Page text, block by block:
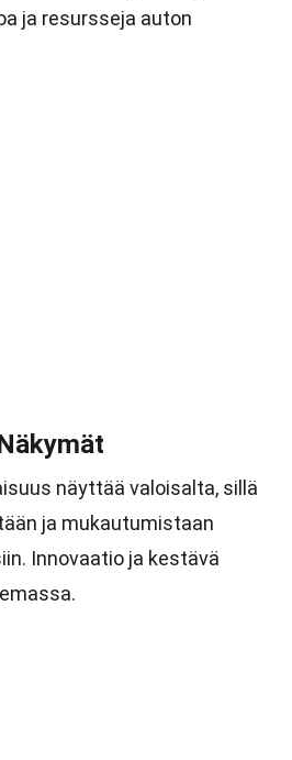
ja resursseja auton
näyttää valoisalta, sillä
ja mukautumistaan
Innovaatio ja kestävä